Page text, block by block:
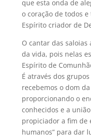
que esta onda de
o coração de todos
Espírito criador de
O cantar das saloias
da vida, pois nelas
Espírito de
É através dos
recebemos o dom
proporcionando o
conhecidos e a
propiciador a fim de
humanos” para dar